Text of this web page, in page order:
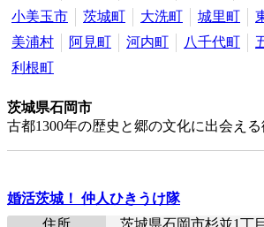
小美玉市
茨城町 大洗町 城里町
美浦村
阿見町 河内町 八千代町
利根町
茨城県石岡市
古都1300年の歴史と郷の文化に出会える
婚活茨城！ 仲人ひきうけ隊